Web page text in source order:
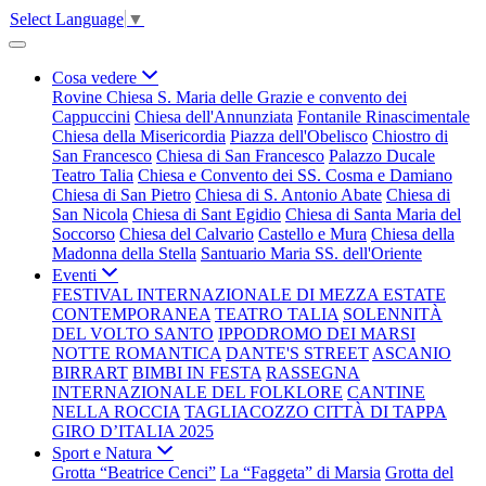
Select Language ▼
Cosa vedere
Rovine Chiesa S. Maria delle Grazie e convento dei
Cappuccini Chiesa dell'Annunziata Fontanile Rinascimentale
Chiesa della Misericordia Piazza dell'Obelisco Chiostro di
San Francesco Chiesa di San Francesco Palazzo Ducale
Teatro Talia Chiesa e Convento dei SS. Cosma e Damiano
Chiesa di San Pietro Chiesa di S. Antonio Abate Chiesa di
San Nicola Chiesa di Sant Egidio Chiesa di Santa Maria del
Soccorso Chiesa del Calvario Castello e Mura Chiesa della
Madonna della Stella Santuario Maria SS. dell'Oriente
Eventi
FESTIVAL INTERNAZIONALE DI MEZZA ESTATE
CONTEMPORANEA TEATRO TALIA SOLENNITÀ
DEL VOLTO SANTO IPPODROMO DEI MARSI
NOTTE ROMANTICA DANTE'S STREET ASCANIO
BIRRART BIMBI IN FESTA RASSEGNA
INTERNAZIONALE DEL FOLKLORE CANTINE
NELLA ROCCIA TAGLIACOZZO CITTÀ DI TAPPA
GIRO D’ITALIA 2025
Sport e Natura
Grotta “Beatrice Cenci” La “Faggeta” di Marsia Grotta del